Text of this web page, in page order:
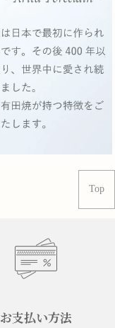
Top
お支払い方法